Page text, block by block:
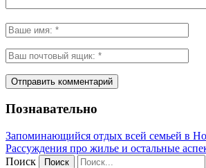
Познавательно
Запоминающийся отдых всей семьей в
Рассуждения про жилье и остальные
Поиск